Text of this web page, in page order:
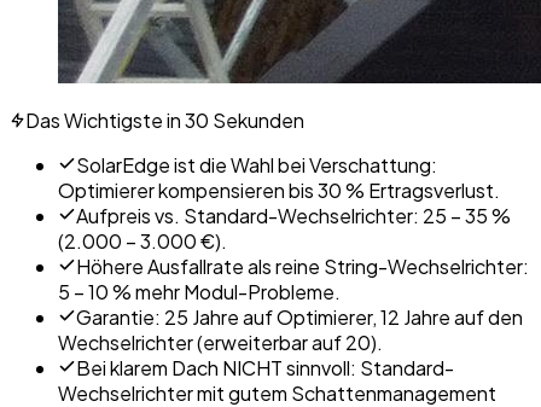
Das Wichtigste in 30 Sekunden
SolarEdge ist die Wahl bei Verschattung:
Optimierer kompensieren bis 30 % Ertragsverlust.
Aufpreis vs. Standard-Wechselrichter: 25 – 35 %
(2.000 – 3.000 €).
Höhere Ausfallrate als reine String-Wechselrichter:
5 – 10 % mehr Modul-Probleme.
Garantie: 25 Jahre auf Optimierer, 12 Jahre auf den
Wechselrichter (erweiterbar auf 20).
Bei klarem Dach NICHT sinnvoll: Standard-
Wechselrichter mit gutem Schattenmanagement